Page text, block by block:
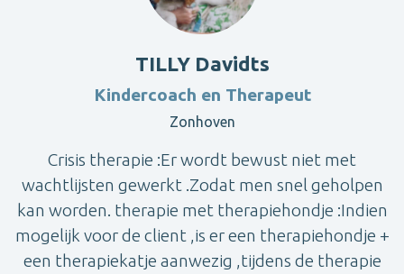
TILLY Davidts
Kindercoach en Therapeut
Zonhoven
Crisis therapie :Er wordt bewust niet met
wachtlijsten gewerkt .Zodat men snel geholpen
kan worden. therapie met therapiehondje :Indien
mogelijk voor de client ,is er een therapiehondje +
een therapiekatje aanwezig ,tijdens de therapie